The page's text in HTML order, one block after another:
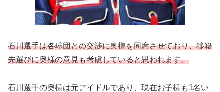
石川選手は各球団との交渉に奥様を同席させており、移籍
先選びに奥様の意見も考慮していると思われます。
石川選手の奥様は元アイドルであり、現在お子様も1名い